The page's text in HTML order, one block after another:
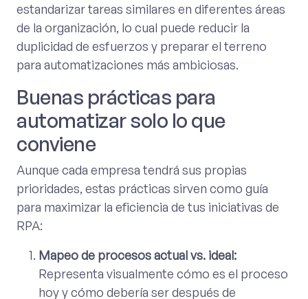
estandarizar tareas similares en diferentes áreas
de la organización, lo cual puede reducir la
duplicidad de esfuerzos y preparar el terreno
para automatizaciones más ambiciosas.
Buenas prácticas para
automatizar solo lo que
conviene
Aunque cada empresa tendrá sus propias
prioridades, estas prácticas sirven como guía
para maximizar la eficiencia de tus iniciativas de
RPA:
Mapeo de procesos actual vs. ideal:
Representa visualmente cómo es el proceso
hoy y cómo debería ser después de